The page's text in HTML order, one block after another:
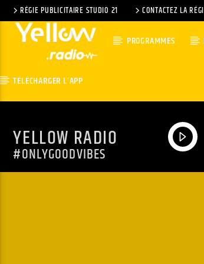
RÉGIE PUBLICITAIRE STUDIO 21 CONTACTEZ LA
PROGRAMMES
TÉLÉCHARGER L’APP
YELLOW RADIO
#ONLYGOODVIBES